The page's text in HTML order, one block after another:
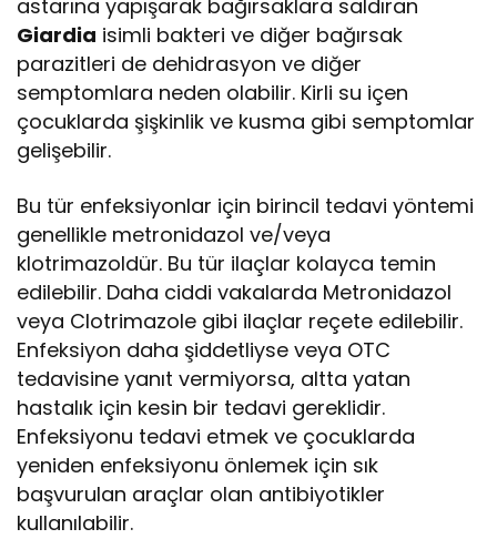
astarına yapışarak bağırsaklara saldıran
Giardia isimli bakteri ve diğer bağırsak
parazitleri de dehidrasyon ve diğer
semptomlara neden olabilir. Kirli su içen
çocuklarda şişkinlik ve kusma gibi semptomlar
gelişebilir.
Bu tür enfeksiyonlar için birincil tedavi yöntemi
genellikle metronidazol ve/veya
klotrimazoldür. Bu tür ilaçlar kolayca temin
edilebilir. Daha ciddi vakalarda Metronidazol
veya Clotrimazole gibi ilaçlar reçete edilebilir.
Enfeksiyon daha şiddetliyse veya OTC
tedavisine yanıt vermiyorsa, altta yatan
hastalık için kesin bir tedavi gereklidir.
Enfeksiyonu tedavi etmek ve çocuklarda
yeniden enfeksiyonu önlemek için sık
başvurulan araçlar olan antibiyotikler
kullanılabilir.